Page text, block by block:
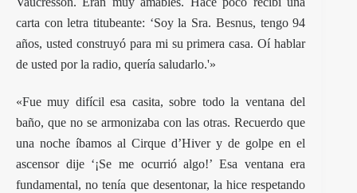
carta con letra titubeante: ‘Soy la Sra. Besnus, tengo 94
años, usted construyó para mi su primera casa. Oí hablar
de usted por la radio, quería saludarlo.'»
«Fue muy difícil esa casita, sobre todo la ventana del
baño, que no se armonizaba con las otras. Recuerdo que
una noche íbamos al Cirque d’Hiver y de golpe en el
ascensor dije ‘¡Se me ocurrió algo!’ Esa ventana era
fundamental, no tenía que desentonar, la hice respetando